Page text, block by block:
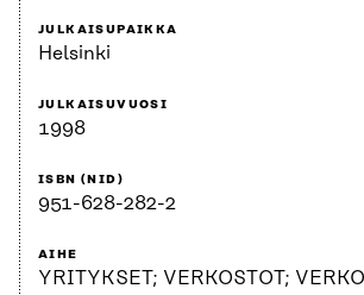
JULKAISUPAIKKA
Helsinki
JULKAISUVUOSI
1998
ISBN (NID)
951-628-282-2
AIHE
YRITYKSET; VERKOSTOT;